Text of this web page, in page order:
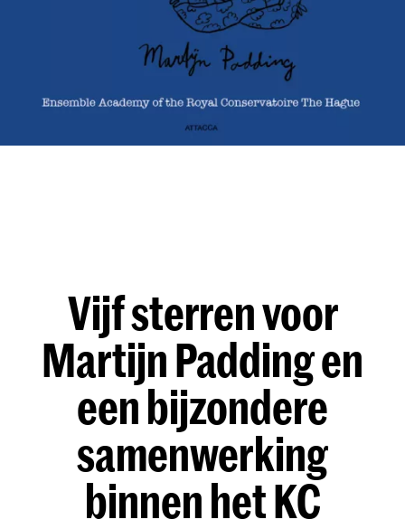
Vijf sterren voor
Martijn Padding en
een bijzondere
samenwerking
binnen het KC